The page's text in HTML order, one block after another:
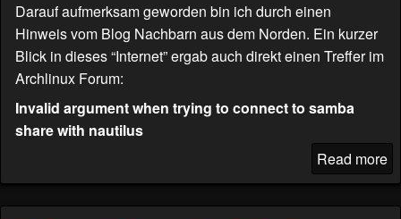
Darauf aufmerksam geworden bin ich durch einen
Hinweis vom Blog Nachbarn aus dem Norden. Ein kurzer
Blick in dieses “Internet” ergab auch direkt einen Treffer im
Archlinux Forum:
Invalid argument when trying to connect to samba
share with nautilus
Read more